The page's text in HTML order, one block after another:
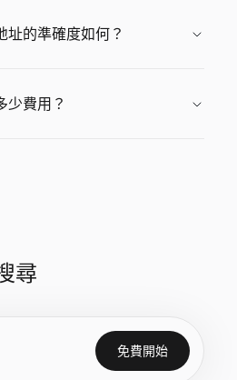
址的準確度如何？
少費用？
尋
免費開始